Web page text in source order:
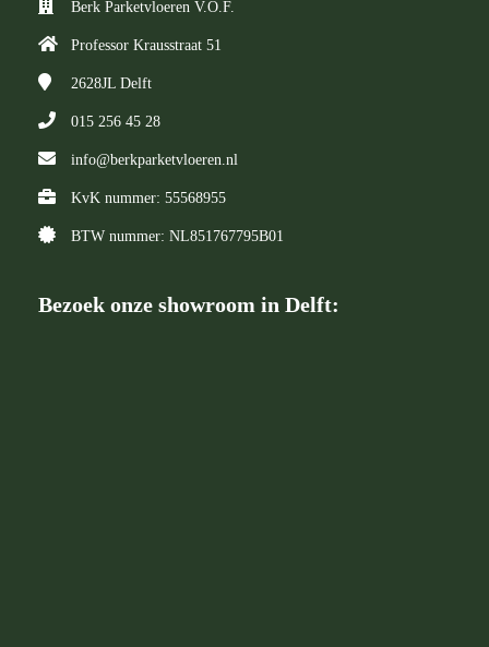
Berk Parketvloeren V.O.F.
Professor Krausstraat 51
2628JL Delft
015 256 45 28
info@berkparketvloeren.nl
KvK nummer: 55568955
BTW nummer: NL851767795B01
Bezoek onze showroom in Delft: